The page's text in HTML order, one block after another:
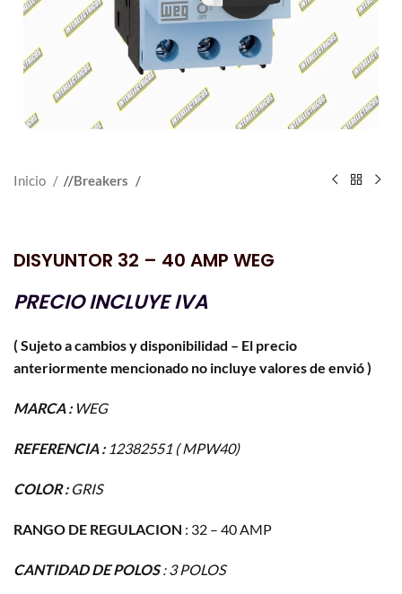
Inicio / Breakers
DISYUNTOR 32 – 40 AMP WEG
PRECIO INCLUYE IVA
( Sujeto a cambios y disponibilidad – El precio
anteriormente mencionado no incluye valores de envió )
MARCA :WEG
REFERENCIA :12382551 ( MPW40)
COLOR : GRIS
RANGO DE REGULACION : 32 – 40 AMP
CANTIDAD DE POLOS: 3 POLOS